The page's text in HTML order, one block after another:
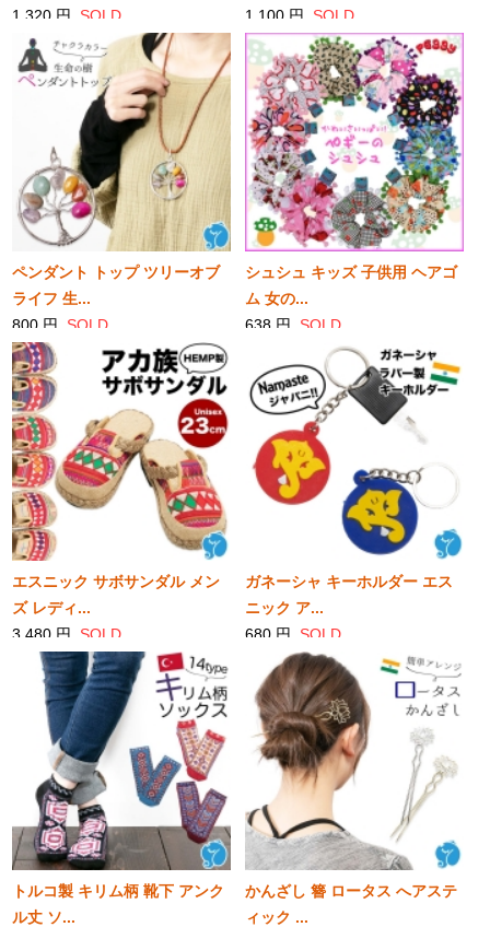
1,320 円 SOLD
1,100 円 SOLD
ペンダント トップ ツリーオブ
ライフ 生...
800 円 SOLD
シュシュ キッズ 子供用 ヘアゴ
ム 女の...
638 円 SOLD
エスニック サボサンダル メン
ズ レディ...
3,480 円 SOLD
ガネーシャ キーホルダー エス
ニック ア...
680 円 SOLD
トルコ製 キリム柄 靴下 アンク
ル丈 ソ...
かんざし 簪 ロータス へアステ
ィック ...